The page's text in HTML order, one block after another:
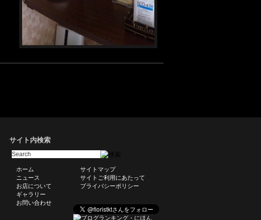
サイト内検索
ホーム
ニュース
お店について
ギャラリー
お問い合わせ
サイトマップ
サイトご利用にあたって
プライバシーポリシー